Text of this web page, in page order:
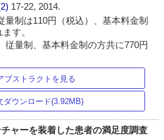
17-22, 2014.
量制は110円（税込）、基本料金制
す。
従量制、基本料金制の方共に770円
ブストラクトを見る
ダウンロード(3.92MB)
ャーを装着した患者の満足度調査